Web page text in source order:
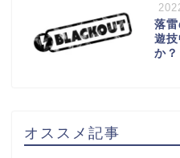
落
遊
か？
オススメ記事